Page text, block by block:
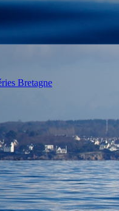
Bretagne